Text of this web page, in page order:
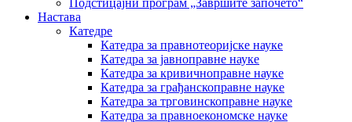
Подстицајни програм „Завршите започето“
Настава
Катедре
Катедра за правнотеоријске науке
Катедра за јавноправне науке
Катедра за кривичноправне науке
Катедра за грађанскоправне науке
Катедра за трговинскоправне науке
Катедра за правноекономске науке